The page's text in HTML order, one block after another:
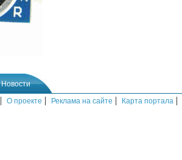
Новости
| О проекте | Реклама на сайте | Карта портала |